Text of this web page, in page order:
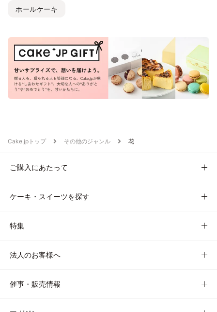
ホールケーキ
Cake.jpトップ その他のジャンル 花
ご購入にあたって
ケーキ・スイーツを探す
特集
法人のお客様へ
催事・販売情報